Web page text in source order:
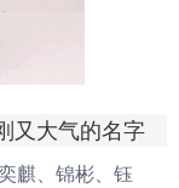
又大气的名字
麒、锦彬、钰